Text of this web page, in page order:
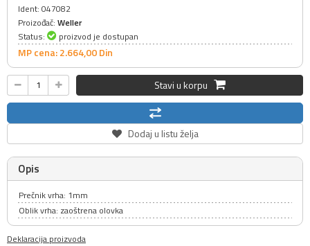
Ident: 047082
Proizođač: Weller
Status:
proizvod je dostupan
MP cena: 2.664,00Din
Stavi u korpu
Dodaj u listu želja
Opis
Prečnik vrha: 1mm
Oblik vrha: zaoštrena olovka
Deklaracija proizvoda